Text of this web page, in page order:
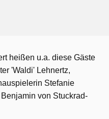
heißen u.a. diese Gäste
'Waldi' Lehnertz,
Stefanie
von Stuckrad-